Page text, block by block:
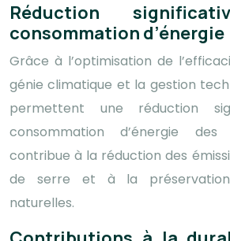
Réduction
consommation d’énergie
Grâce à l’optimisation de
génie climatique et la gestion
permettent une réduction
consommation d’énergie
contribue à la réduction des
de serre et à la préservation
naturelles.